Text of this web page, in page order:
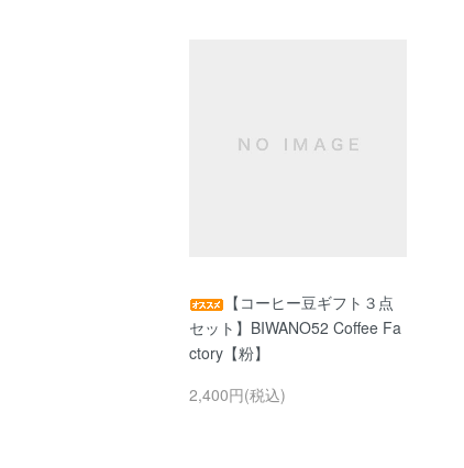
【コーヒー豆ギフト３点
セット】BIWANO52 Coffee Fa
ctory【粉】
2,400円(税込)